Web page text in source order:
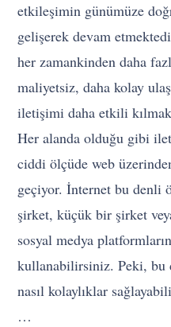
etkileşimin günümüze
gelişerek devam
her zamankinden daha
maliyetsiz, daha kolay
iletişimi daha etkili
Her alanda olduğu gibi
ciddi ölçüde web
geçiyor. İnternet bu denli
şirket, küçük bir şirket
sosyal medya
kullanabilirsiniz. Peki, bu
nasıl kolaylıklar
…